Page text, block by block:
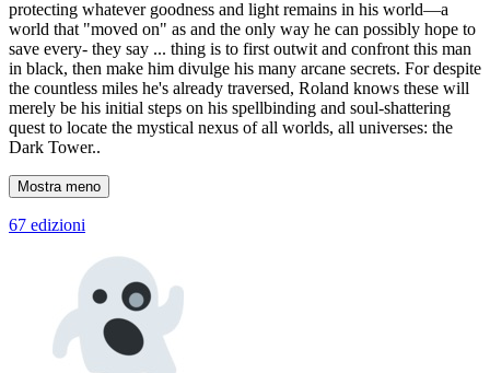
protecting whatever goodness and light remains in his world—a
world that "moved on" as and the only way he can possibly hope to
save every- they say ... thing is to first outwit and confront this man
in black, then make him divulge his many arcane secrets. For despite
the countless miles he's already traversed, Roland knows these will
merely be his initial steps on his spellbinding and soul-shattering
quest to locate the mystical nexus of all worlds, all universes: the
Dark Tower..
Mostra meno
67 edizioni